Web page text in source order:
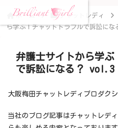
ホーム チャットレディ
ら学ぶ！チャットトラブルで訴訟に
弁護士サイトから学ぶ
で訴訟になる？ vol.3
大阪梅田チャットレディプロダ
当社のブログ記事はチャットレデ